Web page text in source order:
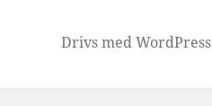
Drivs med WordPress